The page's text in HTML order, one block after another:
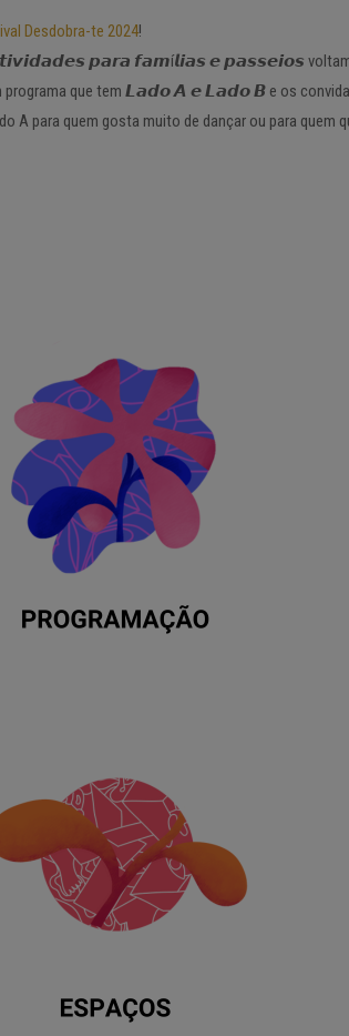
Desdobra-te 2024!
𝙥𝙖𝙧𝙖 𝙛𝙖𝙢í𝙡𝙞𝙖𝙨 𝙚 𝙥𝙖𝙨𝙨𝙚𝙞𝙤𝙨 voltam a
programa que tem 𝙇𝙖𝙙𝙤 𝘼 𝙚 𝙇𝙖𝙙𝙤 𝘽 e os
quem gosta muito de dançar ou para quem